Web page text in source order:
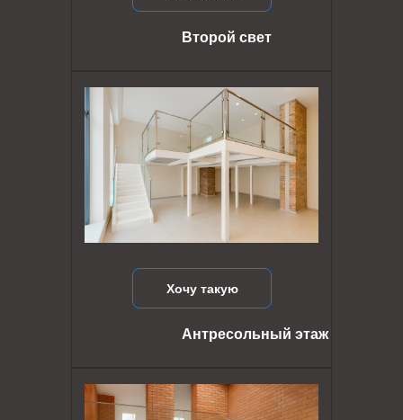
Хочу такую
Антресольный этаж
Второй свет